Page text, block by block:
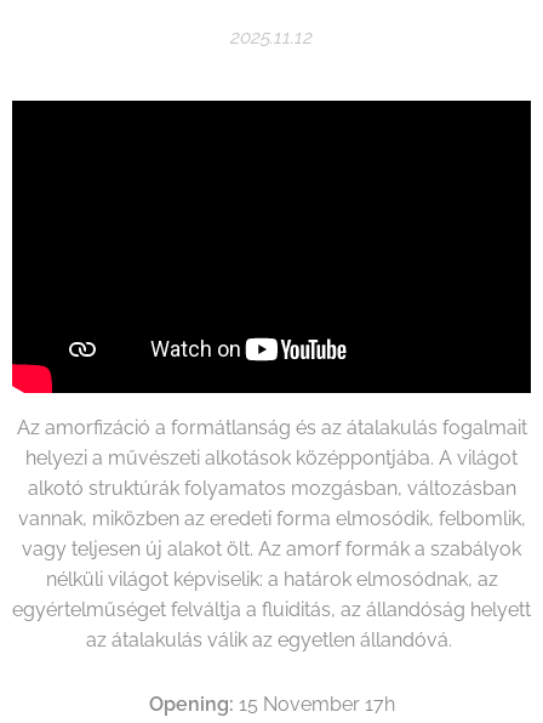
2025.11.12
Az amorfizáció a formátlanság és az átalakulás fogalmait
helyezi a művészeti alkotások középpontjába. A világot
alkotó struktúrák folyamatos mozgásban, változásban
vannak, miközben az eredeti forma elmosódik, felbomlik,
vagy teljesen új alakot ölt. Az amorf formák a szabályok
nélküli világot képviselik: a határok elmosódnak, az
egyértelműséget felváltja a fluiditás, az állandóság helyett
az átalakulás válik az egyetlen állandóvá.
Opening: 15 November 17h